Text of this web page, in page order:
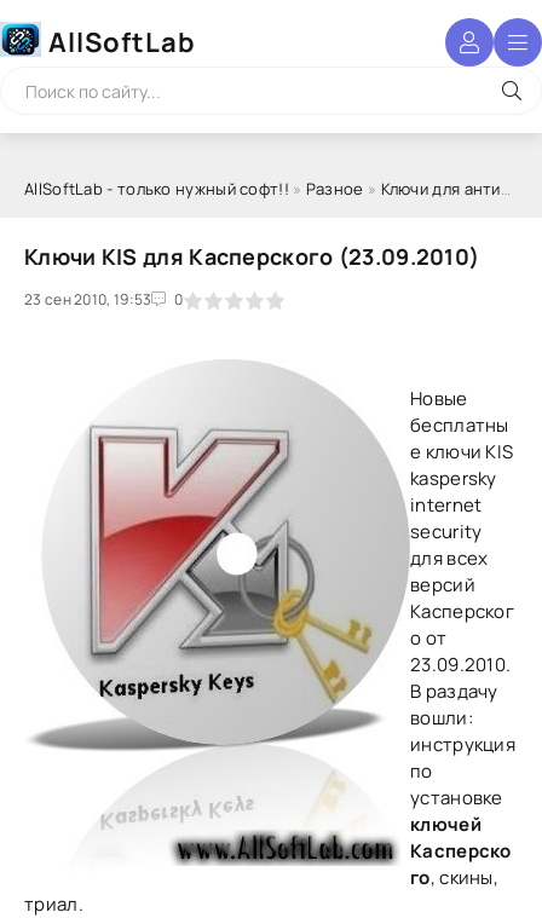
AllSoftLab
AllSoftLab - только нужный софт!! » Разное » Ключи для антивирусов
Ключи KIS для Касперского (23.09.2010)
23 сен 2010, 19:53 0
1 2 3 4 5
Новые
бесплатны
е ключи KIS
kaspersky
internet
security
для всех
версий
Касперског
о от
23.09.2010.
В раздачу
вошли:
инструкция
по
установке
ключей
Касперско
го, скины,
триал.